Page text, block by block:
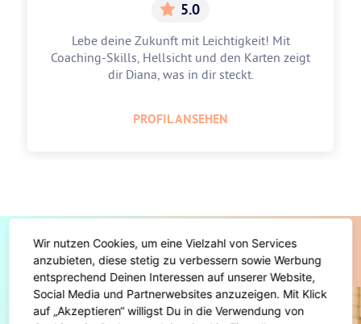
5.0
Lebe deine Zukunft mit Leichtigkeit! Mit
Coaching-Skills, Hellsicht und den Karten zeigt
dir Diana, was in dir steckt.
PROFIL ANSEHEN
Diese Artikel könnten dir auch gefallen
Wir nutzen Cookies, um eine Vielzahl von Services
anzubieten, diese stetig zu verbessern sowie Werbung
entsprechend Deinen Interessen auf unserer Website,
Social Media und Partnerwebsites anzuzeigen. Mit Klick
auf „Akzeptieren“ willigst Du in die Verwendung von